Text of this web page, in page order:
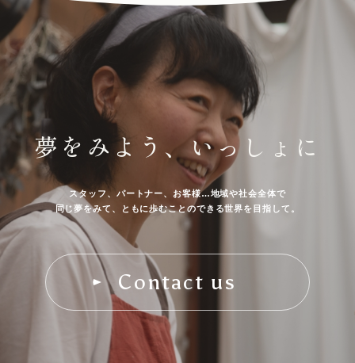
夢をみよう、いっしょに
スタッフ、パートナー、お客様…地域や社会全体で
同じ夢をみて、ともに歩むことのできる世界を目指して。
Contact us